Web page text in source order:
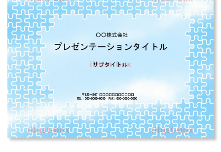
illust-box
illust-box illust-box